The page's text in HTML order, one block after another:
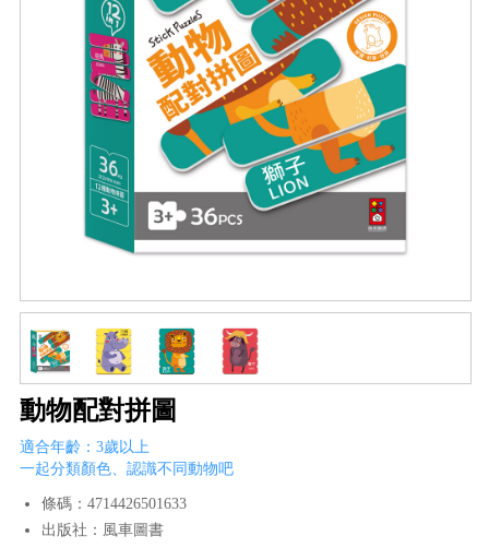
老師您好!!幼教會員火熱招募中~
海外購物免煩惱！點我查看『海外購物流程說明』
動物配對拼圖
適合年齡：3歲以上
一起分類顏色、認識不同動物吧
條碼：4714426501633
出版社：風車圖書